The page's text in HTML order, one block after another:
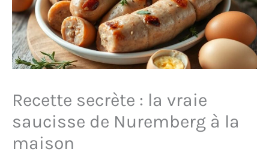
Recette secrète : la vraie
saucisse de Nuremberg à la
maison